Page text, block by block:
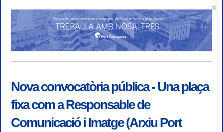
×
Nova convocatòria pública - Una plaça
fixa com a Responsable de
Comunicació i Imatge (Arxiu Port